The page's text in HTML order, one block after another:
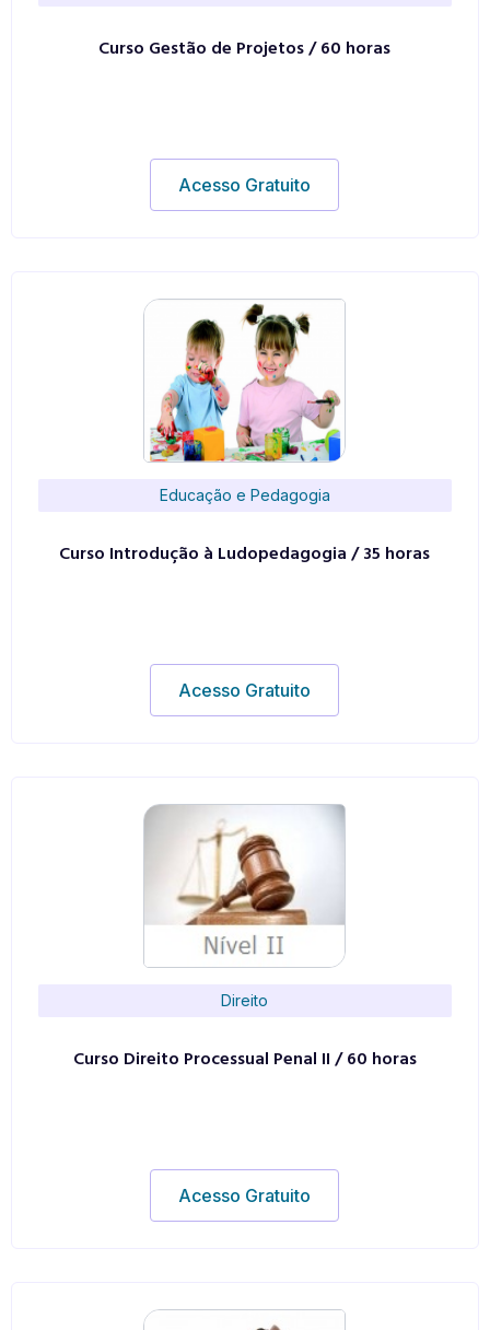
Curso Gestão de Projetos / 60 horas
Acesso Gratuito
Educação e Pedagogia
Curso Introdução à Ludopedagogia / 35 horas
Acesso Gratuito
Direito
Curso Direito Processual Penal II / 60 horas
Acesso Gratuito